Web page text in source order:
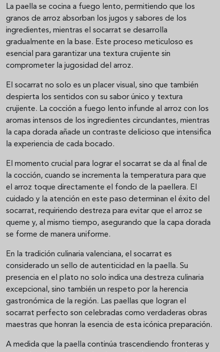
La paella se cocina a fuego lento, permitiendo que los
granos de arroz absorban los jugos y sabores de los
ingredientes, mientras el socarrat se desarrolla
gradualmente en la base. Este proceso meticuloso es
esencial para garantizar una textura crujiente sin
comprometer la jugosidad del arroz.
El socarrat no solo es un placer visual, sino que también
despierta los sentidos con su sabor único y textura
crujiente. La cocción a fuego lento infunde al arroz con los
aromas intensos de los ingredientes circundantes, mientras
la capa dorada añade un contraste delicioso que intensifica
la experiencia de cada bocado.
El momento crucial para lograr el socarrat se da al final de
la cocción, cuando se incrementa la temperatura para que
el arroz toque directamente el fondo de la paellera. El
cuidado y la atención en este paso determinan el éxito del
socarrat, requiriendo destreza para evitar que el arroz se
queme y, al mismo tiempo, asegurando que la capa dorada
se forme de manera uniforme.
En la tradición culinaria valenciana, el socarrat es
considerado un sello de autenticidad en la paella. Su
presencia en el plato no solo indica una destreza culinaria
excepcional, sino también un respeto por la herencia
gastronómica de la región. Las paellas que logran el
socarrat perfecto son celebradas como verdaderas obras
maestras que honran la esencia de esta icónica preparación.
A medida que la paella continúa trascendiendo fronteras y